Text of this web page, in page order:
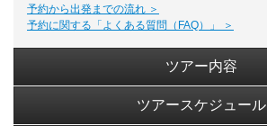
予約から出発までの流れ ＞
予約に関する「よくある質問（FAQ）」 ＞
ツアー内容
ツアースケジュール